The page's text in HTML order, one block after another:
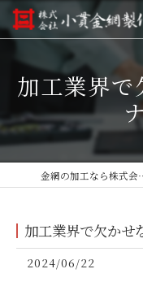
加工業界
金網の加工
加工業界で欠かせ
2024/06/22